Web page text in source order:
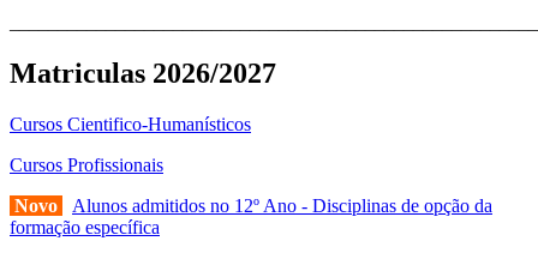
Matriculas 2026/2027
Cursos Cientifico-Humanísticos
Cursos Profissionais
Novo
Alunos admitidos no 12º Ano - Disciplinas de opção da
formação específica